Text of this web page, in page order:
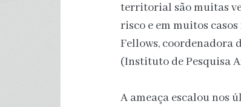
territorial são muitas
risco e em muitos
Fellows, coordenadora
(Instituto de Pesquisa
A ameaça escalou nos